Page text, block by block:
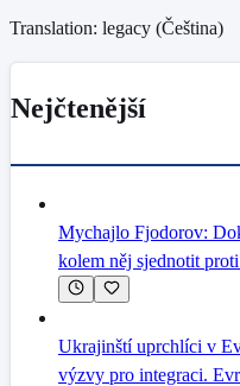
Translation: legacy (Čeština)
Nejčtenější
Mychajlo Fjodorov:
kolem něj sjednotit
Ukrajinští uprchlíci v
výzvy pro integraci.